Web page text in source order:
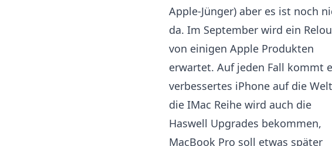
Apple-Jünger) aber es ist noch
da. Im September wird ein
von einigen Apple Produkten
erwartet. Auf jeden Fall kommt
verbessertes iPhone auf die
die IMac Reihe wird auch die
Haswell Upgrades bekommen,
MacBook Pro soll etwas später